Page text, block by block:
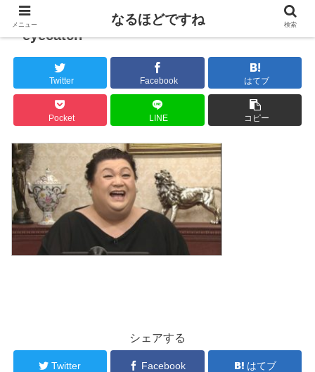
eyecatch
Twitter Facebook はてブ
Pocket LINE コピー
シェアする
Twitter Facebook はてブ
メニュー なるほどですね 検索